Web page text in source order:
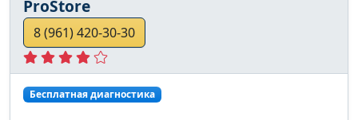
ProStore
8 (961) 420-30-30
Бесплатная диагностика